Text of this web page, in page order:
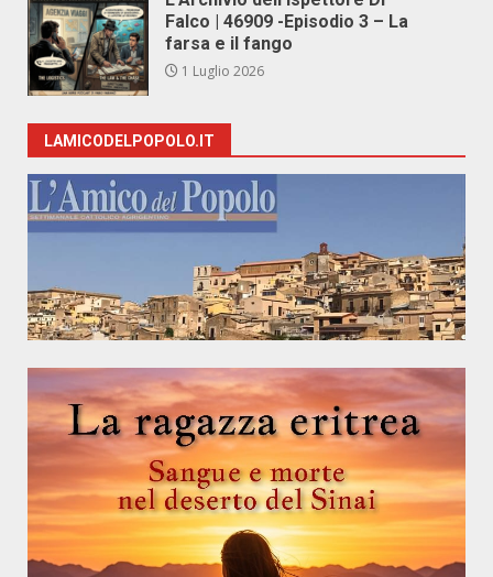
Falco | 46909 -Episodio 3 – La
farsa e il fango
1 Luglio 2026
LAMICODELPOPOLO.IT